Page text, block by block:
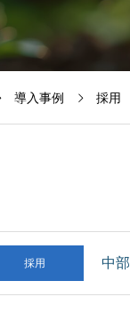
導入事例 採用
採用 中部